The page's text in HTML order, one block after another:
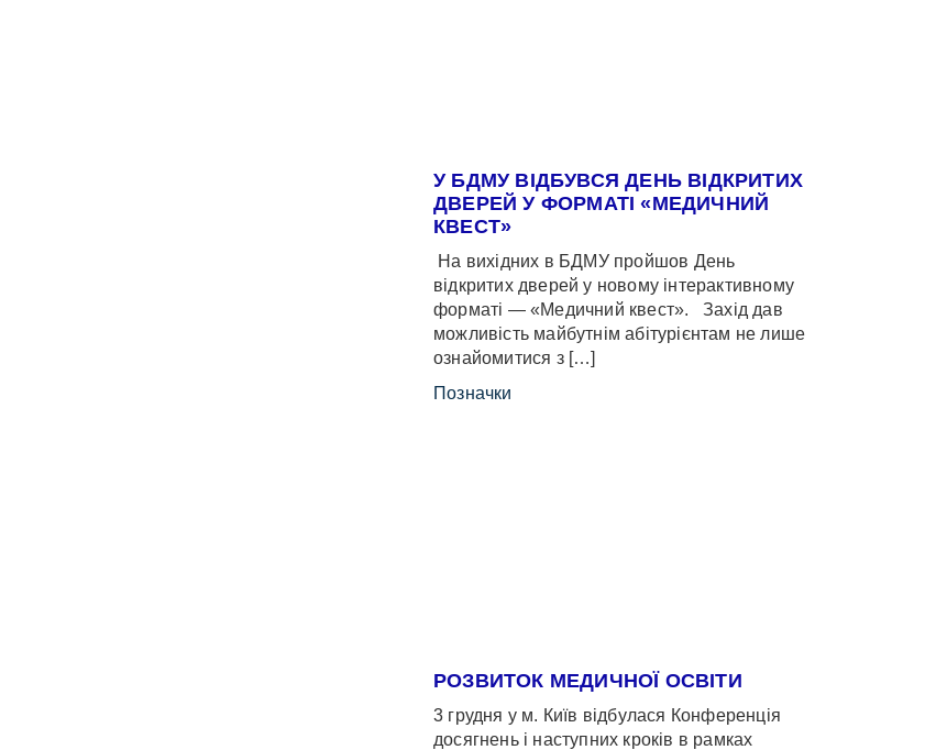
У БДМУ ВІДБУВСЯ ДЕНЬ ВІДКРИТИХ
ДВЕРЕЙ У ФОРМАТІ «МЕДИЧНИЙ
КВЕСТ»
На вихідних в БДМУ пройшов День
відкритих дверей у новому інтерактивному
форматі — «Медичний квест». Захід дав
можливість майбутнім абітурієнтам не лише
ознайомитися з […]
Позначки
РОЗВИТОК МЕДИЧНОЇ ОСВІТИ
3 грудня у м. Київ відбулася Конференція
досягнень і наступних кроків в рамках